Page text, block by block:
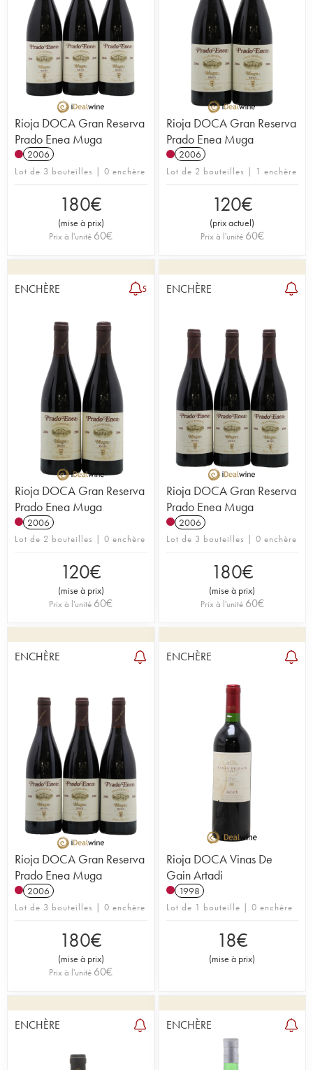
Rioja DOCA Gran Reserva
Prado Enea Muga
2006
Lot de 3 bouteilles | 0 enchère
180€
(mise à prix)
Prix à l'unité 60€
Rioja DOCA Gran Reserva
Prado Enea Muga
2006
Lot de 2 bouteilles | 1 enchère
120€
(prix actuel)
Prix à l'unité 60€
ENCHÈRE 5
Rioja DOCA Gran Reserva
Prado Enea Muga
2006
Lot de 2 bouteilles | 0 enchère
120€
(mise à prix)
Prix à l'unité 60€
ENCHÈRE
Rioja DOCA Gran Reserva
Prado Enea Muga
2006
Lot de 3 bouteilles | 0 enchère
180€
(mise à prix)
Prix à l'unité 60€
ENCHÈRE
Rioja DOCA Gran Reserva
Prado Enea Muga
2006
Lot de 3 bouteilles | 0 enchère
180€
(mise à prix)
Prix à l'unité 60€
ENCHÈRE
Rioja DOCA Vinas De
Gain Artadi
1998
Lot de 1 bouteille | 0 enchère
18€
(mise à prix)
ENCHÈRE ENCHÈRE